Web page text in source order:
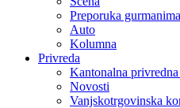
Preporuka gurmanima
Auto
Kolumna
Privreda
Kantonalna
Novosti
Vanjskotrgovinska